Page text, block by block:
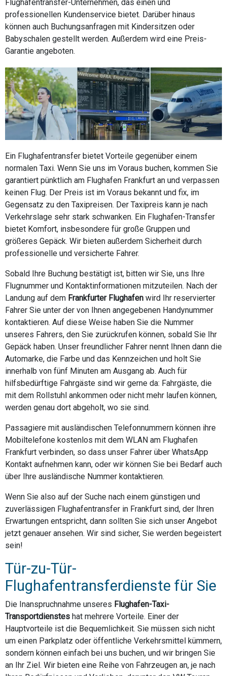
Flughafentransfer-Unternehmen, das einen und
professionellen Kundenservice bietet. Darüber hinaus
können auch Buchungsanfragen mit Kindersitzen oder
Babyschalen gestellt werden. Außerdem wird eine Preis-
Garantie angeboten.
Ein Flughafentransfer bietet Vorteile gegenüber einem
normalen Taxi. Wenn Sie uns im Voraus buchen, kommen Sie
garantiert pünktlich am Flughafen Frankfurt an und verpassen
keinen Flug. Der Preis ist im Voraus bekannt und fix, im
Gegensatz zu den Taxipreisen. Der Taxipreis kann je nach
Verkehrslage sehr stark schwanken. Ein Flughafen-Transfer
bietet Komfort, insbesondere für große Gruppen und
größeres Gepäck. Wir bieten außerdem Sicherheit durch
professionelle und versicherte Fahrer.
Sobald Ihre Buchung bestätigt ist, bitten wir Sie, uns Ihre
Flugnummer und Kontaktinformationen mitzuteilen. Nach der
Landung auf dem Frankfurter Flughafen wird Ihr reservierter
Fahrer Sie unter der von Ihnen angegebenen Handynummer
kontaktieren. Auf diese Weise haben Sie die Nummer
unseres Fahrers, den Sie zurückrufen können, sobald Sie Ihr
Gepäck haben. Unser freundlicher Fahrer nennt Ihnen dann die
Automarke, die Farbe und das Kennzeichen und holt Sie
innerhalb von fünf Minuten am Ausgang ab. Auch für
hilfsbedürftige Fahrgäste sind wir gerne da: Fahrgäste, die
mit dem Rollstuhl ankommen oder nicht mehr laufen können,
werden genau dort abgeholt, wo sie sind.
Passagiere mit ausländischen Telefonnummern können ihre
Mobiltelefone kostenlos mit dem WLAN am Flughafen
Frankfurt verbinden, so dass unser Fahrer über WhatsApp
Kontakt aufnehmen kann, oder wir können Sie bei Bedarf auch
über Ihre ausländische Nummer kontaktieren.
Wenn Sie also auf der Suche nach einem günstigen und
zuverlässigen Flughafentransfer in Frankfurt sind, der Ihren
Erwartungen entspricht, dann sollten Sie sich unser Angebot
jetzt genauer ansehen. Wir sind sicher, Sie werden begeistert
sein!
Tür-zu-Tür-
Flughafentransferdienste für Sie
Die Inanspruchnahme unseres Flughafen-Taxi-
Transportdienstes hat mehrere Vorteile. Einer der
Hauptvorteile ist die Bequemlichkeit. Sie müssen sich nicht
um einen Parkplatz oder öffentliche Verkehrsmittel kümmern,
sondern können einfach bei uns buchen, und wir bringen Sie
an Ihr Ziel. Wir bieten eine Reihe von Fahrzeugen an, je nach